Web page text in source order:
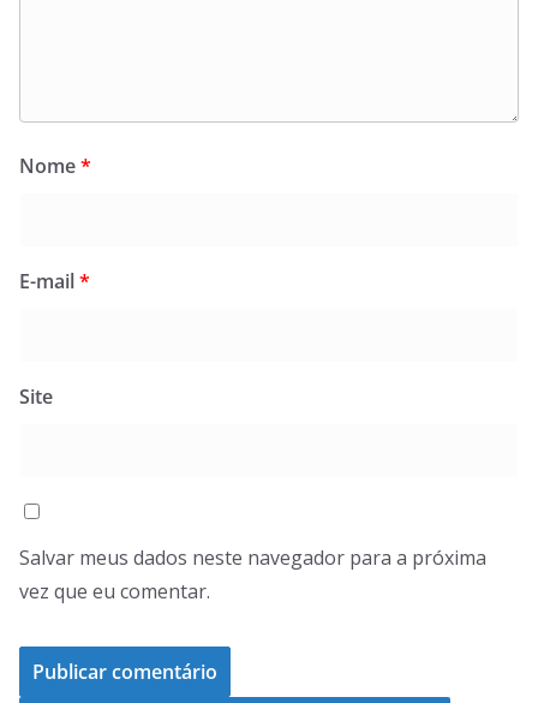
Nome*
E-mail*
Site
Salvar meus dados neste navegador para a próxima
vez que eu comentar.